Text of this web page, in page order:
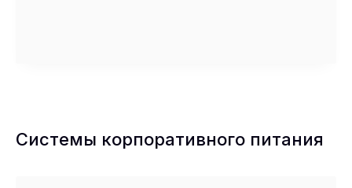
Системы корпоративного питания